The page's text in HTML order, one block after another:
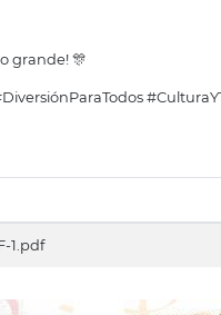
grande! 🎊
1.pdf